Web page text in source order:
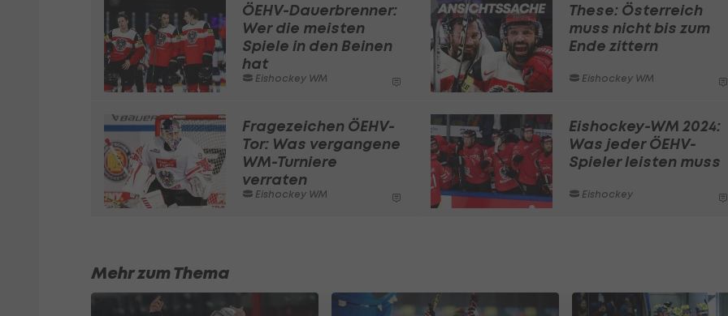
ÖEHV-Dauerbrenner:
Wer die meisten
Spiele in den Beinen
hat
Eishockey WM
These: Österreich
muss nicht bis zum
Ende zittern
Eishockey WM
Fragezeichen ÖEHV-
Tor: Was vergangene
WM-Turniere
verraten
Eishockey WM
Eishockey-WM 2024:
Was jeder ÖEHV-
Spieler leisten muss
Eishockey
Mehr zum Thema